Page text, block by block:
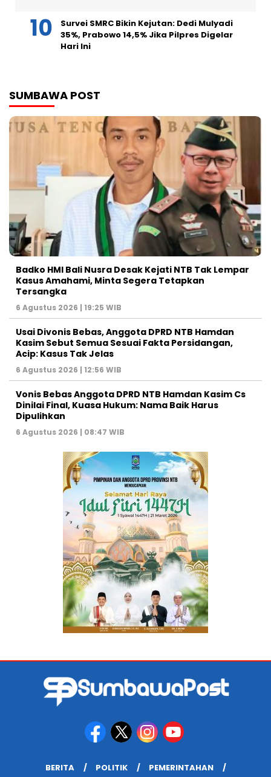
Survei SMRC Bikin Kejutan: Dedi Mulyadi
35%, Prabowo 14,5% Jika Pilpres Digelar
Hari Ini
SUMBAWA POST
Badko HMI Bali Nusra Desak Kejati NTB Tak Lempar
Kasus Amahami, Minta Segera Tetapkan
Tersangka
6 Agustus 2026 | 19:25 WIB
Usai Divonis Bebas, Anggota DPRD NTB Hamdan
Kasim Sebut Semua Sesuai Fakta Persidangan,
Acip: Kasus Tak Jelas
6 Agustus 2026 | 12:56 WIB
Vonis Bebas Anggota DPRD NTB Hamdan Kasim Cs
Dinilai Final, Kuasa Hukum: Nama Baik Harus
Dipulihkan
6 Agustus 2026 | 08:47 WIB
BERITA POLITIK PEMERINTAHAN